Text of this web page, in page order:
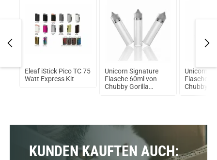
verifizierter Onlinekauf.
Geschmacksentwicklung sehr gut, die Coils halten
ebenfalls sehr lange.
Die Bewertung erfolgte ohne Abgabe eines Kommentars
Eleaf iStick Pico TC 75
Watt Express Kit
Unicorn Signature
Flasche 60ml von
Chubby Gorilla
Unicorn
Flasche
Chubby
KUNDEN KAUFTEN AUCH: